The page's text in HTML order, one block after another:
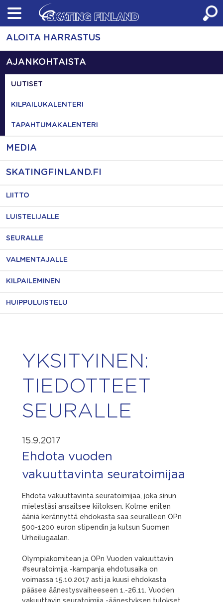
Skip
content
ALOITA HARRASTUS
AJANKOHTAISTA
UUTISET
KILPAILUKALENTERI
TAPAHTUMAKALENTERI
MEDIA
SKATINGFINLAND.FI
LIITTO
LUISTELIJALLE
SEURALLE
VALMENTAJALLE
KILPAILEMINEN
HUIPPULUISTELU
YKSITYINEN:
TIEDOTTEET
SEURALLE
15.9.2017
Ehdota vuoden
vakuuttavinta seuratoimijaa
Ehdota vakuuttavinta seuratoimijaa, joka sinun
mielestäsi ansaitsee kiitoksen. Kolme eniten
ääniä kerännyttä ehdokasta saa seuralleen OPn
500-1200 euron stipendin ja kutsun Suomen
Urheilugaalan.
Olympiakomitean ja OPn Vuoden vakuuttavin
#seuratoimija -kampanja ehdotusaika on
voimassa 15.10.2017 asti ja kuusi ehdokasta
pääsee äänestysvaiheeseen 1.-26.11. Vuoden